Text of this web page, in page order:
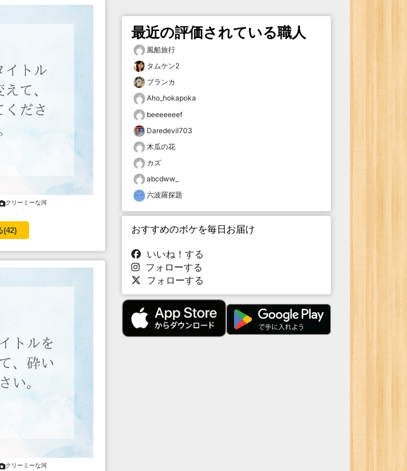
クリーミーな河
(42)
クリーミーな河
最近の評価されている職人
風船旅行
タムケン2
ブランカ
Aho_hokapoka
beeeeeeef
Daredevil703
木瓜の花
カズ
abcdww_
六波羅探題
おすすめのボケを毎日お届け
いいね！する
フォローする
フォローする